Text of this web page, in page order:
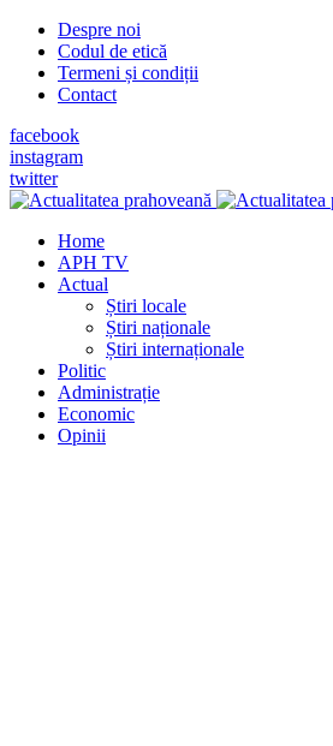
Despre noi
Codul de etică
Termeni și condiții
Contact
facebook
instagram
twitter
Home
APH TV
Actual
Știri locale
Știri naționale
Știri internaționale
Politic
Administrație
Economic
Opinii